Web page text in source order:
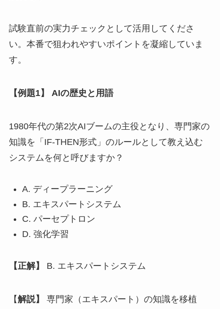
試験直前の実力チェックとして活用してくださ
い。本番で狙われやすいポイントを凝縮していま
す。
【例題1】 AIの歴史と用語
1980年代の第2次AIブームの主役となり、専門家の
知識を「IF-THEN形式」のルールとして教え込む
システムを何と呼びますか？
A. ディープラーニング
B. エキスパートシステム
C. パーセプトロン
D. 強化学習
【正解】 B. エキスパートシステム
【解説】
専門家（エキスパート）の知識を移植